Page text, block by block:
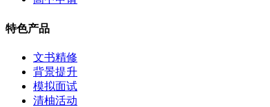
特色产品
文书精修
背景提升
模拟面试
清柚活动